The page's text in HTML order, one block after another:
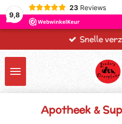
9,8
23 Reviews
Snelle
Apotheek &